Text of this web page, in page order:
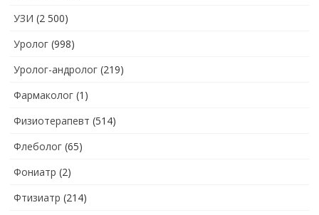
УЗИ (2 500)
Уролог (998)
Уролог-андролог (219)
Фармаколог (1)
Физиотерапевт (514)
Флеболог (65)
Фониатр (2)
Фтизиатр (214)